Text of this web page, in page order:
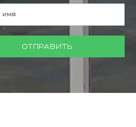
ОТПРАВИТЬ